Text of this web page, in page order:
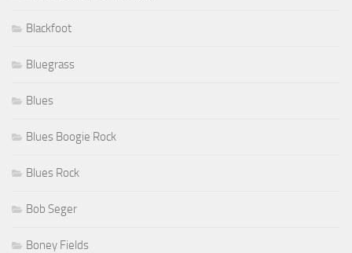
Blackfoot
Bluegrass
Blues
Blues Boogie Rock
Blues Rock
Bob Seger
Boney Fields